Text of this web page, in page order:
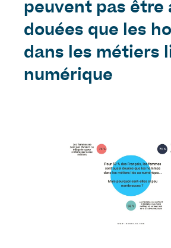
peuvent pas être
douées que les
dans les métiers
numérique